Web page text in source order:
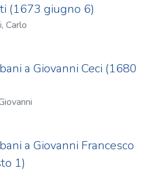
(1673 giugno 6)
Carlo
a Giovanni Ceci (1680
a Giovanni Francesco
1)